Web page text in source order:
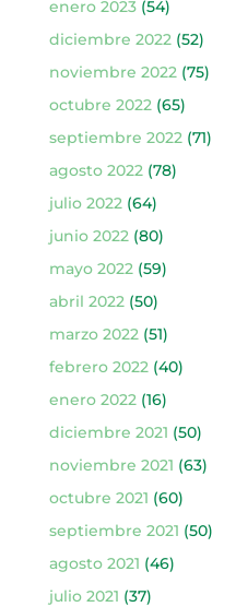
enero 2023(54)
diciembre 2022 (52)
noviembre 2022 (75)
octubre 2022 (65)
septiembre 2022 (71)
agosto 2022 (78)
julio 2022 (64)
junio 2022 (80)
mayo 2022 (59)
abril 2022 (50)
marzo 2022 (51)
febrero 2022 (40)
enero 2022 (16)
diciembre 2021 (50)
noviembre 2021 (63)
octubre 2021 (60)
septiembre 2021 (50)
agosto 2021 (46)
julio 2021 (37)